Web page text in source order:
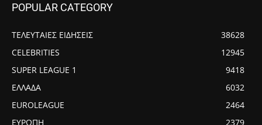
POPULAR CATEGORY
ΤΕΛΕΥΤΑΙΕΣ ΕΙΔΗΣΕΙΣ
38628
CELEBRITIES
12945
SUPER LEAGUE 1
9418
ΕΛΛΑΔΑ
6032
EUROLEAGUE
2464
ΕΥΡΩΠΗ
2379